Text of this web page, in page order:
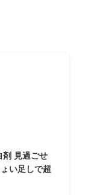
剤 見過ごせ
い足しで超